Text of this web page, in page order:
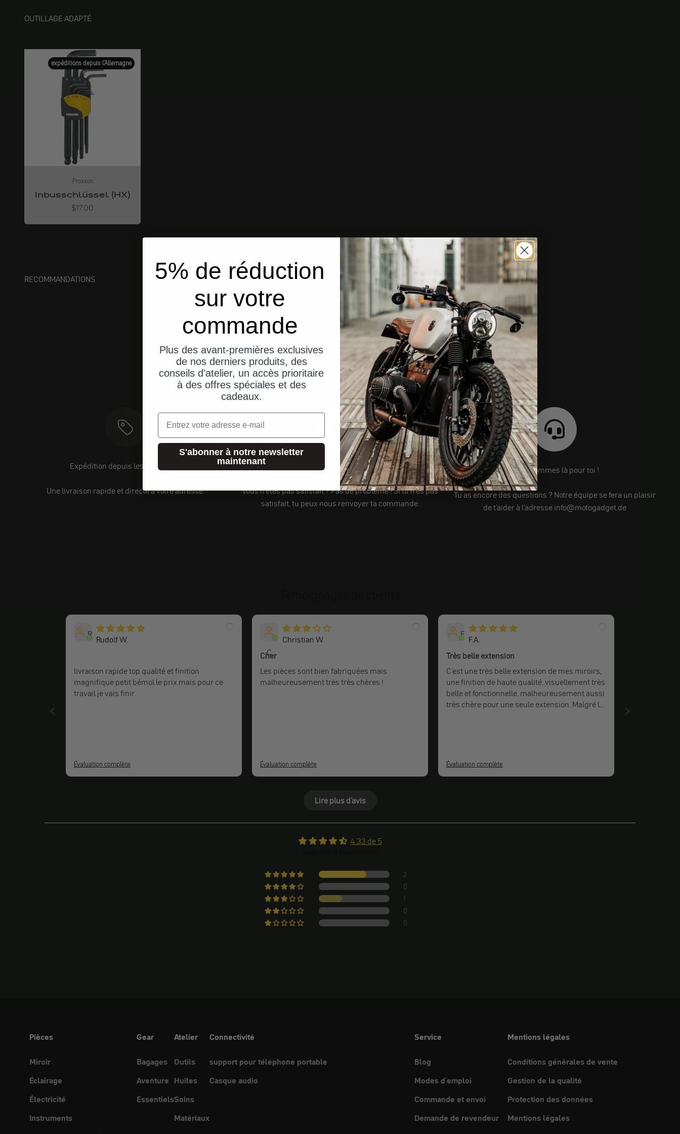
OUTILLAGE ADAPTÉ
expéditions depuis l'Allemagne
Proxxon
Inbusschlüssel (HX)
Angebot
$17.00
RECOMMANDATIONS
Expédition depuis les États-Unis
Une livraison rapide et directe à votre adresse.
14 jours d'essai sans risque
Vous n'êtes pas satisfait ? Pas de problème ! Si tu n'es pas
satisfait, tu peux nous renvoyer ta commande.
Nous sommes là pour toi !
Tu as encore des questions ? Notre équipe se fera un plaisir
de t'aider à l'adresse info@motogadget.de
R Rudolf W.
livraison rapide top qualité et finition
magnifique petit bémol le prix mais pour ce
travail je vais finir
Évaluation complète
C
Christian W.
Cher
Les pièces sont bien fabriquées mais
malheureusement très très chères !
Évaluation complète
F F.A.
Très belle extension
C'est une très belle extension de mes miroirs,
une finition de haute qualité, visuellement très
belle et fonctionnelle, malheureusement aussi
très chère pour une seule extension. Malgré le
Évaluation complète
Lire plus d'avis
4.33 de 5
2
0
1
0
0
Pièces
Miroir
Éclairage
Électricité
Instruments
Gear
Bagages
Aventure
Essentiels
Atelier
Outils
Huiles
Soins
Matériaux
Connectivité
support pour téléphone portable
Casque audio
Service
Blog
Modes d'emploi
Commande et envoi
Demande de revendeur
Mentions légales
Conditions générales de vente
Gestion de la qualité
Protection des données
Mentions légales
5% de réduction
sur votre
commande
Plus des avant-premières exclusives
de nos derniers produits, des
conseils d'atelier, un accès prioritaire
à des offres spéciales et des
cadeaux.
Email
S'abonner à notre newsletter
maintenant